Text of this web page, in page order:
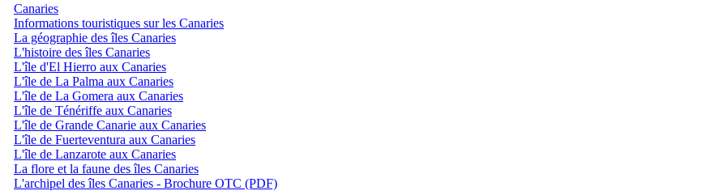
Canaries
Informations touristiques sur les Canaries
La géographie des îles Canaries
L'histoire des îles Canaries
L'île d'El Hierro aux Canaries
L'île de La Palma aux Canaries
L'île de La Gomera aux Canaries
L'île de Ténériffe aux Canaries
L'île de Grande Canarie aux Canaries
L'île de Fuerteventura aux Canaries
L'île de Lanzarote aux Canaries
La flore et la faune des îles Canaries
L'archipel des îles Canaries - Brochure OTC (PDF)